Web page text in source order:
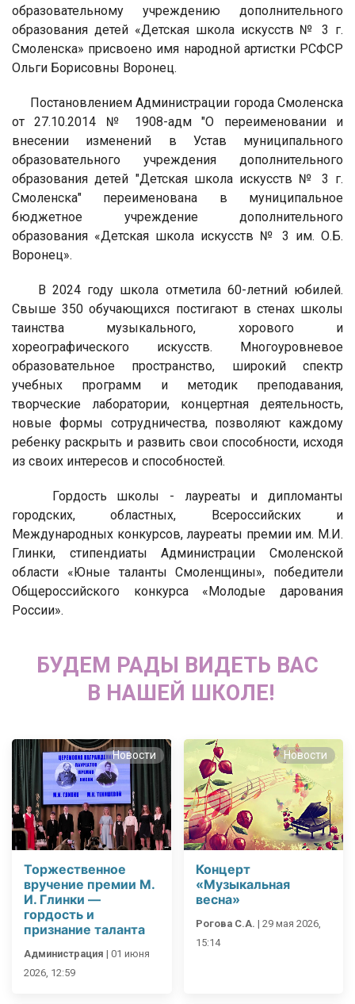
образовательному учреждению дополнительного
образования детей «Детская школа искусств № 3 г.
Смоленска» присвоено имя народной артистки РСФСР
Ольги Борисовны Воронец.
Постановлением Администрации города Смоленска
от 27.10.2014 № 1908-адм "О переименовании и
внесении изменений в Устав муниципального
образовательного учреждения дополнительного
образования детей "Детская школа искусств № 3 г.
Смоленска" переименована в муниципальное
бюджетное учреждение дополнительного
образования «Детская школа искусств № 3 им. О.Б.
Воронец».
В 2024 году школа отметила 60-летний юбилей.
Свыше 350 обучающихся постигают в стенах школы
таинства музыкального, хорового и
хореографического искусств. Многоуровневое
образовательное пространство, широкий спектр
учебных программ и методик преподавания,
творческие лаборатории, концертная деятельность,
новые формы сотрудничества, позволяют каждому
ребенку раскрыть и развить свои способности, исходя
из своих интересов и способностей.
Гордость школы - лауреаты и дипломанты
городских, областных, Всероссийских и
Международных конкурсов, лауреаты премии им. М.И.
Глинки, стипендиаты Администрации Смоленской
области «Юные таланты Смоленщины», победители
Общероссийского конкурса «Молодые дарования
России».
БУДЕМ РАДЫ ВИДЕТЬ ВАС
В НАШЕЙ ШКОЛЕ!
Новости
Торжественное
вручение премии М.
И. Глинки —
гордость и
признание таланта
Администрация | 01 июня
2026, 12:59
Новости
Концерт
«Музыкальная
весна»
Рогова С.А. | 29 мая 2026,
15:14